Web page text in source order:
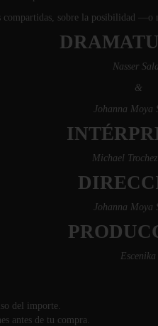
compartidas, sobre la posibilidad —o
Nasser
&
Johanna Moya
Michael
Johanna Moya
Escenika
del importe.
antes de tu compra.